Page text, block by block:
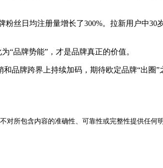
丝日均注册量增长了300%。拉新用户中30
“品牌势能”，才是品牌真正的价值。
品牌跨界上持续加码，期待欧定品牌“出圈”
所包含内容的准确性、可靠性或完整性提供任何